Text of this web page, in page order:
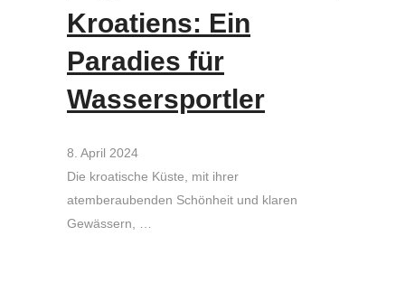
Kroatiens: Ein
Paradies für
Wassersportler
8. April 2024
Die kroatische Küste, mit ihrer
atemberaubenden Schönheit und klaren
Gewässern, …